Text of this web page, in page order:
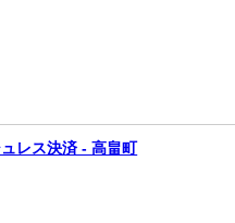
レス決済 - 高畠町